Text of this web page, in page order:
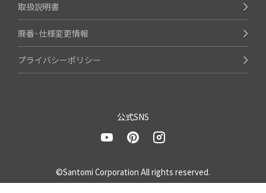
取扱説明書
廃番･仕様変更情報
プライバシーポリシー
公式SNS
©Santomi Corporation All rights reserved.